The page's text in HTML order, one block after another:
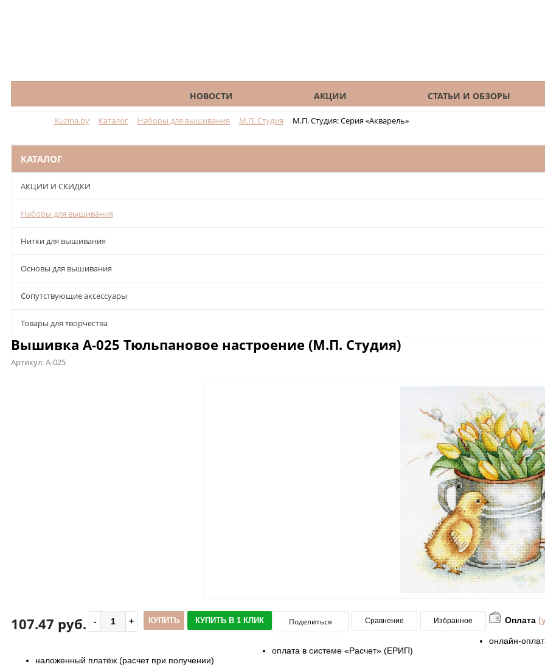
НОВОСТИ АКЦИИ СТАТЬИ И ОБЗОРЫ
Kuzina.by Каталог Наборы для вышивания М.П. Студия М.П. Студия: Серия «Акварель»
КАТАЛОГ
АКЦИИ И СКИДКИ
Наборы для вышивания
Нитки для вышивания
Основы для вышивания
Сопутствующие аксессуары
Товары для творчества
Вышивка А-025 Тюльпановое настроение (М.П. Студия)
Артикул:А-025
107.47 руб. КУПИТЬ КУПИТЬ В 1 КЛИК Поделиться Сравнение Избранное Оплата
онлайн-
оплата в системе «Расчет» (ЕРИП)
наложенный платёж (расчет при получении)